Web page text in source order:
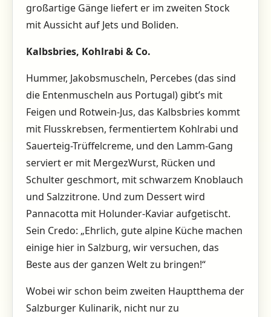
großartige Gänge liefert er im zweiten Stock
mit Aussicht auf Jets und Boliden.
Kalbsbries, Kohlrabi & Co.
Hummer, Jakobsmuscheln, Percebes (das sind
die Entenmuscheln aus Portugal) gibt’s mit
Feigen und Rotwein-Jus, das Kalbsbries kommt
mit Flusskrebsen, fermentiertem Kohlrabi und
Sauerteig-Trüffelcreme, und den Lamm-Gang
serviert er mit MergezWurst, Rücken und
Schulter geschmort, mit schwarzem Knoblauch
und Salzzitrone. Und zum Dessert wird
Pannacotta mit Holunder-Kaviar aufgetischt.
Sein Credo: „Ehrlich, gute alpine Küche machen
einige hier in Salzburg, wir versuchen, das
Beste aus der ­ganzen Welt zu bringen!“
Wobei wir schon beim zweiten Hauptthema der
Salzburger Kulinarik, nicht nur zu